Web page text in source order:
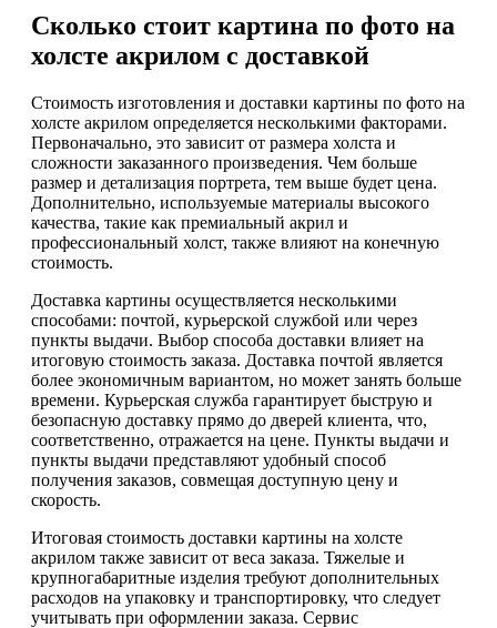
Сколько стоит картина по фото на
холсте акрилом с доставкой
Стоимость изготовления и доставки картины по фото на
холсте акрилом определяется несколькими факторами.
Первоначально, это зависит от размера холста и
сложности заказанного произведения. Чем больше
размер и детализация портрета, тем выше будет цена.
Дополнительно, используемые материалы высокого
качества, такие как премиальный акрил и
профессиональный холст, также влияют на конечную
стоимость.
Доставка картины осуществляется несколькими
способами: почтой, курьерской службой или через
пункты выдачи. Выбор способа доставки влияет на
итоговую стоимость заказа. Доставка почтой является
более экономичным вариантом, но может занять больше
времени. Курьерская служба гарантирует быструю и
безопасную доставку прямо до дверей клиента, что,
соответственно, отражается на цене. Пункты выдачи и
пункты выдачи представляют удобный способ
получения заказов, совмещая доступную цену и
скорость.
Итоговая стоимость доставки картины на холсте
акрилом также зависит от веса заказа. Тяжелые и
крупногабаритные изделия требуют дополнительных
расходов на упаковку и транспортировку, что следует
учитывать при оформлении заказа. Сервис